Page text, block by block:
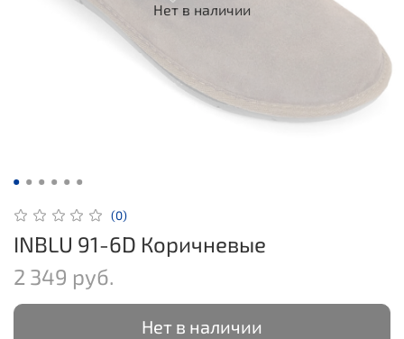
Нет в наличии
(0)
INBLU 91-6D Коричневые
2 349 руб.
Нет в наличии